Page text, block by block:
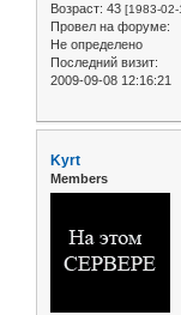
Возраст: 43 [1983-02-
Провел на форуме:
Не определено
Последний визит:
2009-09-08 12:16:21
Kyrt
Members